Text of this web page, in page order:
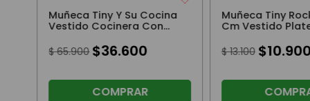
Muñeca Tiny Y Su Cocina
Vestido Cocinera Con
$ 65.900 $36.600
COMPRAR
Muñeca Tiny
Cm Vestido
$ 13.100 $10.